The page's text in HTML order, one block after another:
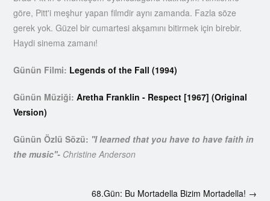
göre, Pitt'i meşhur yapan filmdir aynı zamanda. Fazla söze
gerek yok. Güzel bir cumartesi akşamını bitirmek için birebir.
Haydi sinema zamanı!
Günün Filmi: Legends of the Fall (1994)
Günün Müziği:Aretha Franklin - Respect [1967] (Original
Version)
Günün Özlü Sözü: ''I learned that you have to have faith in
the music''- Christine Anderson
68.Gün: Bu Mortadella Bizim Mortadella! →